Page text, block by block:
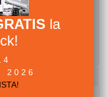
la
2026